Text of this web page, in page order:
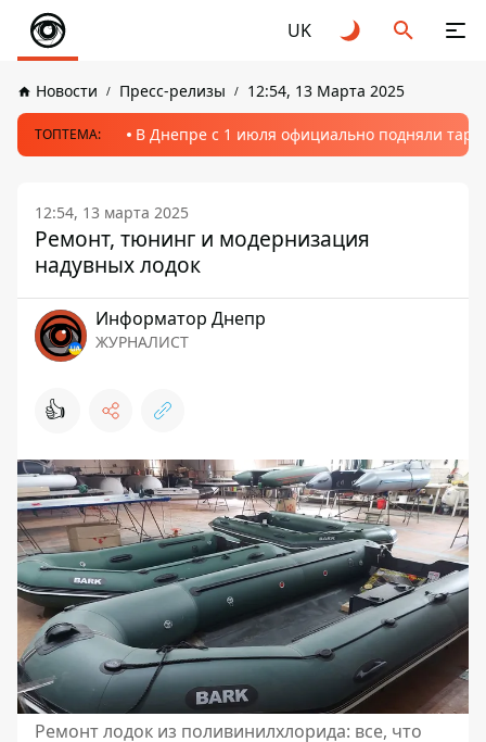
UK
Новости Пресс-релизы 12:54, 13 Марта 2025
ТОПТЕМА: В Днепре с 1 июля официально подняли
12:54, 13 марта 2025
Ремонт, тюнинг и модернизация
надувных лодок
Информатор Днепр
ЖУРНАЛИСТ
👍
Ремонт лодок из поливинилхлорида: все, что